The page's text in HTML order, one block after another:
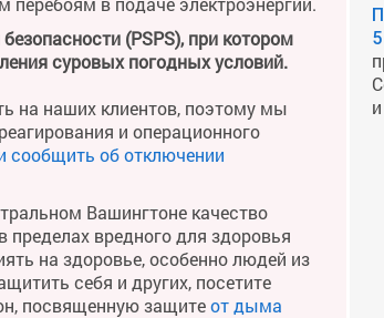
(PSPS), при котором
суровых погодных условий.
на наших клиентов, поэтому мы
и операционного
об отключении
Вашингтоне качество
пределах вредного для здоровья
на здоровье, особенно людей из
себя и других, посетите
посвященную защитеот дыма